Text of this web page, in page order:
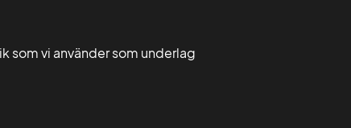
som vi använder som underlag
län